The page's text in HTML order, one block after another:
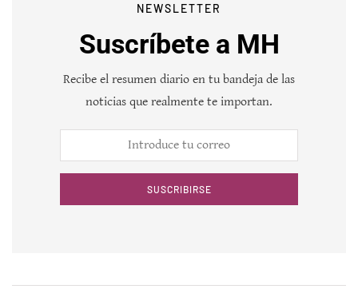
NEWSLETTER
Suscríbete a MH
Recibe el resumen diario en tu bandeja de las
noticias que realmente te importan.
SUSCRIBIRSE